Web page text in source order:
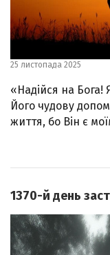
25 листопада 2025
«Надійся на Бога!
Його чудову
життя, бо Він є
1370-й день